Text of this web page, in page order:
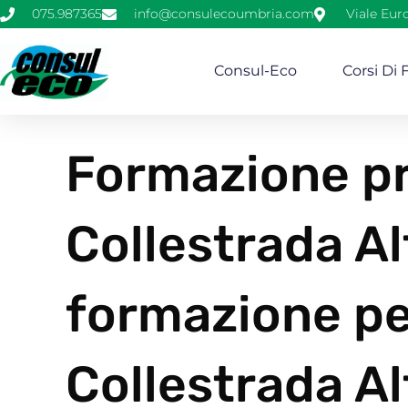
075.987365 info@consulecoumbria.com Viale
Consul-Eco Corsi Di
Formazione
Collestrada
formazione
Collestrada